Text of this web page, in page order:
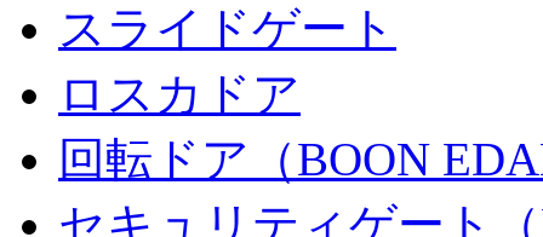
スライドゲート
ロスカドア
回転ドア（BOON
セキュリティゲート